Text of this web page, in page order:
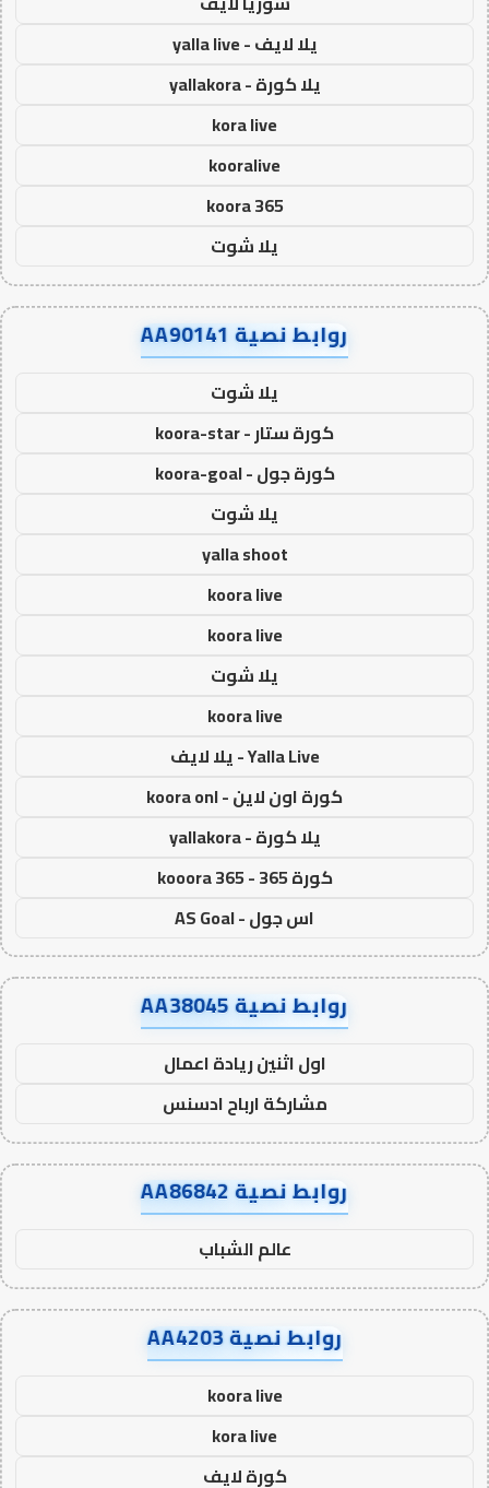
يلا لايف - yalla live
يلا كورة - yallakora
kora live
kooralive
koora 365
يلا شوت
روابط نصية AA90141
يلا شوت
كورة ستار - koora-star
كورة جول - koora-goal
يلا شوت
yalla shoot
koora live
koora live
يلا شوت
koora live
Yalla Live - يلا لايف
كورة اون لاين - koora onl
يلا كورة - yallakora
كورة 365 - kooora 365
اس جول - AS Goal
روابط نصية AA38045
اول اثنين ريادة اعمال
مشاركة ارباح ادسنس
روابط نصية AA86842
عالم الشباب
روابط نصية AA4203
koora live
kora live
كورة لايف